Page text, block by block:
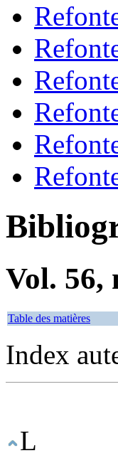
Vol. 56,
Table des matières
Index
L